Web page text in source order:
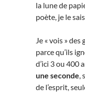
la lune de
poète, je le
Je « vois » des
parce qu’ils
d’ici 3 ou 400
une seconde,
de l’esprit,